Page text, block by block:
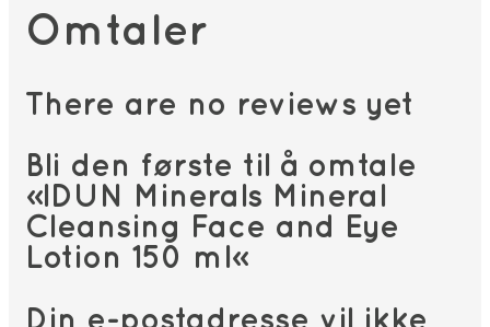
Omtaler
There are no reviews yet
Bli den første til å omtale
«IDUN Minerals Mineral
Cleansing Face and Eye
Lotion 150 ml»